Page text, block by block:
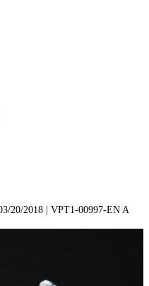
20/2018 | VPT1-00997-EN A